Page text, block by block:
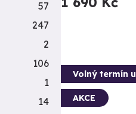
Volný termín
AKCE
57
247
2
106
1
14